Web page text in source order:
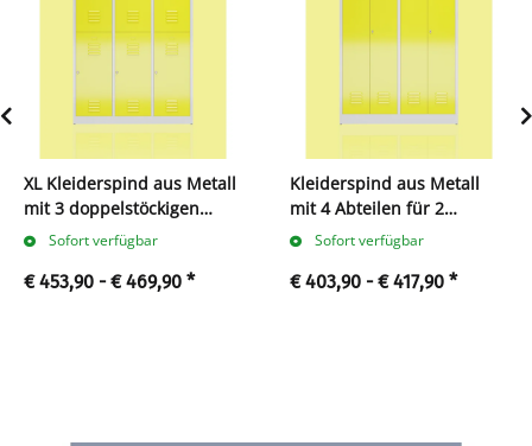
XL Kleiderspind aus Metall
mit 3 doppelstöckigen
Abteilen
Sofort verfügbar
€ 453,90 -€ 469,90 *
Kleiderspind aus Metall
mit 4 Abteilen für 2
Personen
Sofort verfügbar
€ 403,90 -€ 417,90 *